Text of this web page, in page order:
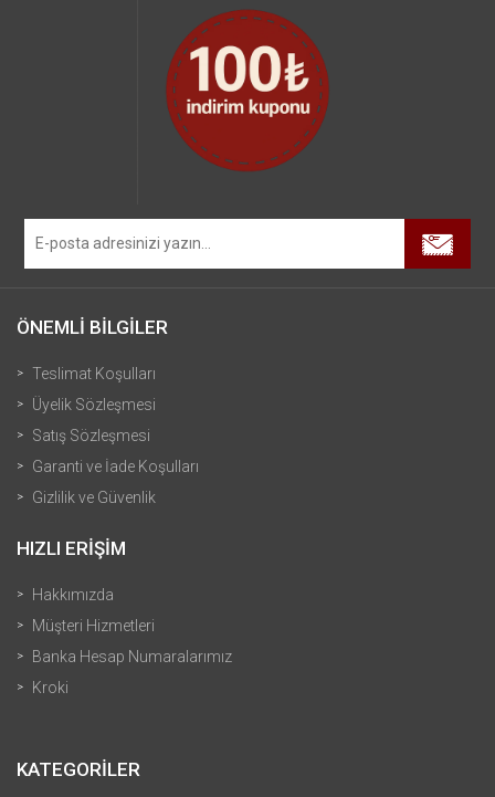
ÖNEMLİ BİLGİLER
Teslimat Koşulları
Üyelik Sözleşmesi
Satış Sözleşmesi
Garanti ve İade Koşulları
Gizlilik ve Güvenlik
HIZLI ERİŞİM
Hakkımızda
Müşteri Hizmetleri
Banka Hesap Numaralarımız
Kroki
KATEGORİLER